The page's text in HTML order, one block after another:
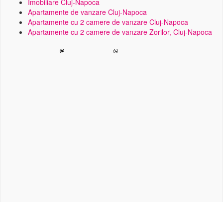
Imobiliare Cluj-Napoca
Apartamente de vanzare Cluj-Napoca
Apartamente cu 2 camere de vanzare Cluj-Napoca
Apartamente cu 2 camere de vanzare Zorilor, Cluj-Napoca